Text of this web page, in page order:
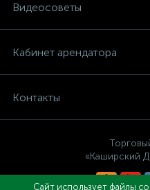
Видеосоветы
Кабинет арендатора
Контакты
«Каширский
Сайт использует файлы